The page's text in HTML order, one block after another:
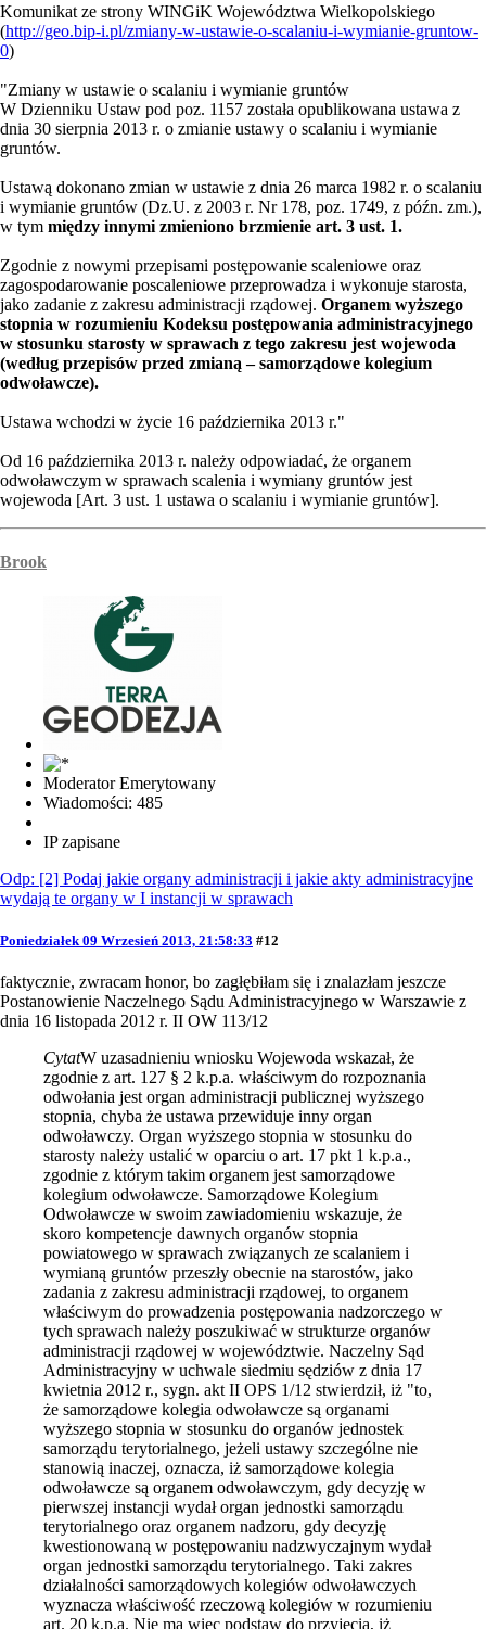
Komunikat ze strony WINGiK Województwa Wielkopolskiego
(http://geo.bip-i.pl/zmiany-w-ustawie-o-scalaniu-i-wymianie-gruntow-
0)
"Zmiany w ustawie o scalaniu i wymianie gruntów
W Dzienniku Ustaw pod poz. 1157 została opublikowana ustawa z
dnia 30 sierpnia 2013 r. o zmianie ustawy o scalaniu i wymianie
gruntów.
Ustawą dokonano zmian w ustawie z dnia 26 marca 1982 r. o scalaniu
i wymianie gruntów (Dz.U. z 2003 r. Nr 178, poz. 1749, z późn. zm.),
w tym między innymi zmieniono brzmienie art. 3 ust. 1.
Zgodnie z nowymi przepisami postępowanie scaleniowe oraz
zagospodarowanie poscaleniowe przeprowadza i wykonuje starosta,
jako zadanie z zakresu administracji rządowej. Organem wyższego
stopnia w rozumieniu Kodeksu postępowania administracyjnego
w stosunku starosty w sprawach z tego zakresu jest wojewoda
(według przepisów przed zmianą – samorządowe kolegium
odwoławcze).
Ustawa wchodzi w życie 16 października 2013 r."
Od 16 października 2013 r. należy odpowiadać, że organem
odwoławczym w sprawach scalenia i wymiany gruntów jest
wojewoda [Art. 3 ust. 1 ustawa o scalaniu i wymianie gruntów].
Brook
Moderator Emerytowany
Wiadomości: 485
IP zapisane
Odp: [2] Podaj jakie organy administracji i jakie akty administracyjne
wydają te organy w I instancji w sprawach
Poniedziałek 09 Wrzesień 2013, 21:58:33 #12
faktycznie, zwracam honor, bo zagłębiłam się i znalazłam jeszcze
Postanowienie Naczelnego Sądu Administracyjnego w Warszawie z
dnia 16 listopada 2012 r. II OW 113/12
CytatW uzasadnieniu wniosku Wojewoda wskazał, że
zgodnie z art. 127 § 2 k.p.a. właściwym do rozpoznania
odwołania jest organ administracji publicznej wyższego
stopnia, chyba że ustawa przewiduje inny organ
odwoławczy. Organ wyższego stopnia w stosunku do
starosty należy ustalić w oparciu o art. 17 pkt 1 k.p.a.,
zgodnie z którym takim organem jest samorządowe
kolegium odwoławcze. Samorządowe Kolegium
Odwoławcze w swoim zawiadomieniu wskazuje, że
skoro kompetencje dawnych organów stopnia
powiatowego w sprawach związanych ze scalaniem i
wymianą gruntów przeszły obecnie na starostów, jako
zadania z zakresu administracji rządowej, to organem
właściwym do prowadzenia postępowania nadzorczego w
tych sprawach należy poszukiwać w strukturze organów
administracji rządowej w województwie. Naczelny Sąd
Administracyjny w uchwale siedmiu sędziów z dnia 17
kwietnia 2012 r., sygn. akt II OPS 1/12 stwierdził, iż "to,
że samorządowe kolegia odwoławcze są organami
wyższego stopnia w stosunku do organów jednostek
samorządu terytorialnego, jeżeli ustawy szczególne nie
stanowią inaczej, oznacza, iż samorządowe kolegia
odwoławcze są organem odwoławczym, gdy decyzję w
pierwszej instancji wydał organ jednostki samorządu
terytorialnego oraz organem nadzoru, gdy decyzję
kwestionowaną w postępowaniu nadzwyczajnym wydał
organ jednostki samorządu terytorialnego. Taki zakres
działalności samorządowych kolegiów odwoławczych
wyznacza właściwość rzeczową kolegiów w rozumieniu
art. 20 k.p.a. Nie ma więc podstaw do przyjęcia, iż